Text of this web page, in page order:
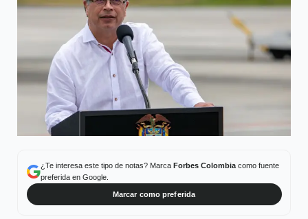
¿Te interesa este tipo de notas? Marca Forbes Colombiacomo fuente
preferida en Google.
Marcar como preferida